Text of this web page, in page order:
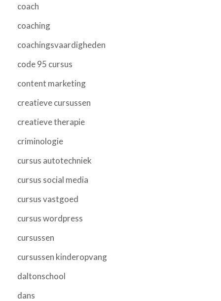
coach
coaching
coachingsvaardigheden
code 95 cursus
content marketing
creatieve cursussen
creatieve therapie
criminologie
cursus autotechniek
cursus social media
cursus vastgoed
cursus wordpress
cursussen
cursussen kinderopvang
daltonschool
dans